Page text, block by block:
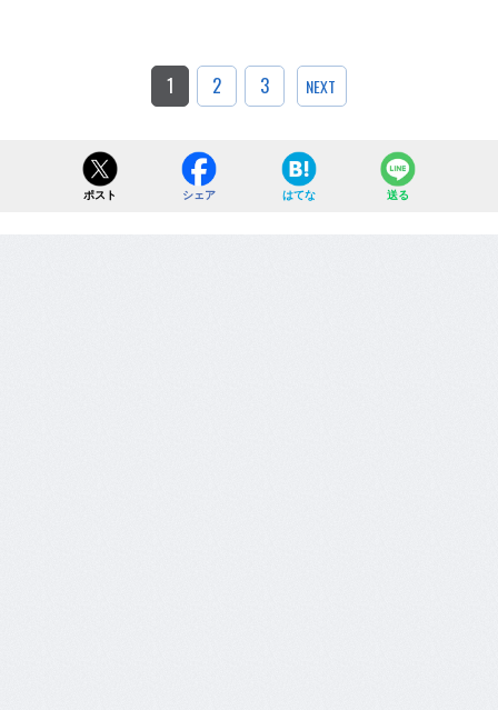
1 2 3 NEXT
ポスト シェア はてな 送る